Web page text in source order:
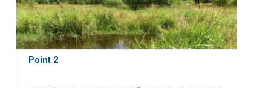
Point 2